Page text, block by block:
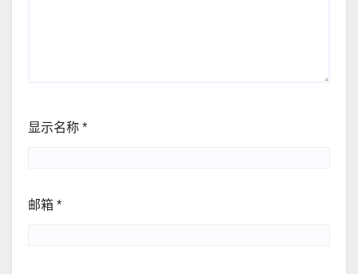
显示名称 *
邮箱 *